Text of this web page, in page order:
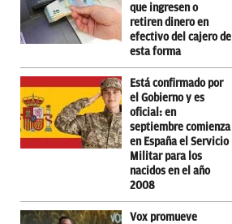
que ingresen o
retiren dinero en
efectivo del cajero de
esta forma
Está confirmado por
el Gobierno y es
oficial: en
septiembre comienza
en España el Servicio
Militar para los
nacidos en el año
2008
Vox promueve